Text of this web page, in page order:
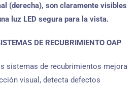
(derecha), son claramente visibles
luz LED segura para la vista.
DE RECUBRIMIENTO OAP
sistemas de recubrimientos mejora
visual, detecta defectos